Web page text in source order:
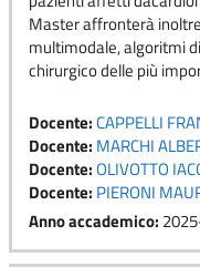
Master affronterà
multimodale, algoritmi
chirurgico delle più
Docente:CAPPELLI
Docente: MARCHI
Docente:OLIVOTTO
Docente: PIERONI
Anno accademico: